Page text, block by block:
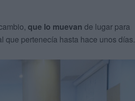
que lo muevan de lugar para
que pertenecía hasta hace unos días.